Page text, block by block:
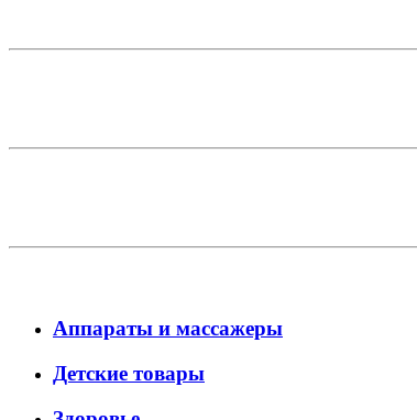
Аппараты и массажеры
Детские товары